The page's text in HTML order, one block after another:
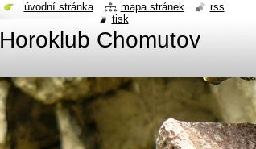
Horoklub Chomutov
úvodní stránka mapa stránek
rss
tisk